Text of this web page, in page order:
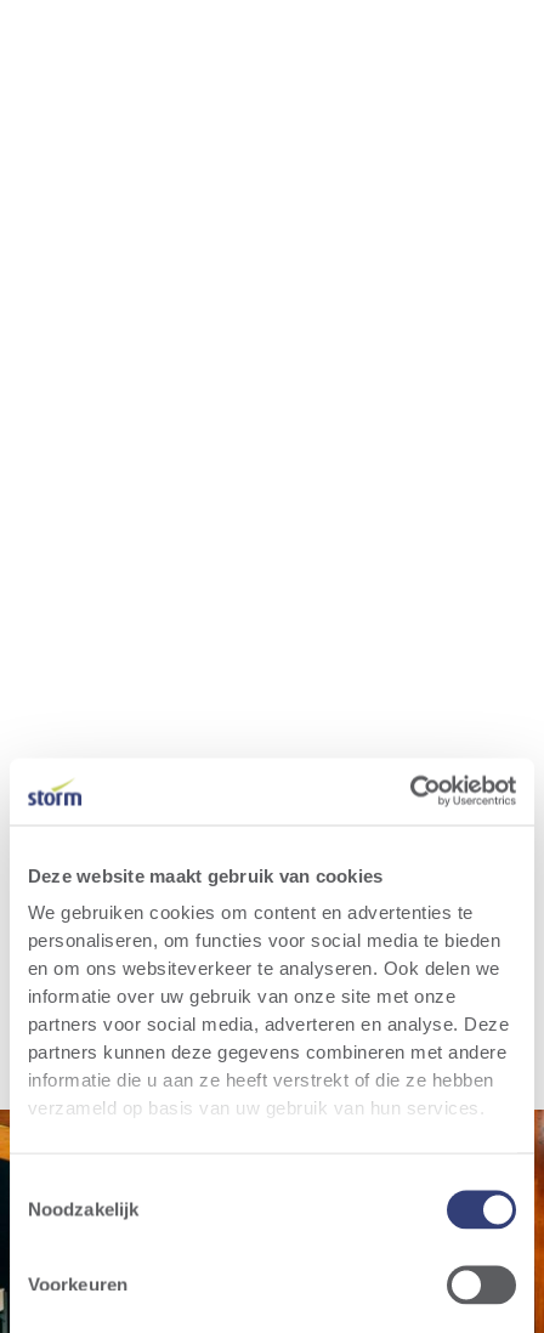
Deze website maakt gebruik van cookies
We gebruiken cookies om content en advertenties te
personaliseren, om functies voor social media te bieden
en om ons websiteverkeer te analyseren. Ook delen we
informatie over uw gebruik van onze site met onze
partners voor social media, adverteren en analyse. Deze
partners kunnen deze gegevens combineren met andere
informatie die u aan ze heeft verstrekt of die ze hebben
verzameld op basis van uw gebruik van hun services.
Noodzakelijk
Voorkeuren